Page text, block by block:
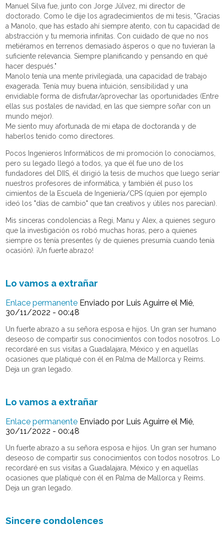
Manuel Silva fue, junto con Jorge Júlvez, mi director de
doctorado. Como le dije los agradecimientos de mi tesis, "Gracias
a Manolo, que has estado ahí siempre atento, con tu capacidad de
abstracción y tu memoria infinitas. Con cuidado de que no nos
metiéramos en terrenos demasiado ásperos o que no tuvieran la
suficiente relevancia. Siempre planificando y pensando en qué
hacer después."
Manolo tenía una mente privilegiada, una capacidad de trabajo
exagerada. Tenía muy buena intuición, sensibilidad y una
envidiable forma de disfrutar/aprovechar las oportunidades (Entre
ellas sus postales de navidad, en las que siempre soñar con un
mundo mejor).
Me siento muy afortunada de mi etapa de doctoranda y de
haberlos tenido como directores.
Pocos Ingenieros Informáticos de mi promoción lo conocíamos,
pero su legado llegó a todos, ya que él fue uno de los
fundadores del DIIS, él dirigió la tesis de muchos que luego serían
nuestros profesores de informática, y también él puso los
cimientos de la Escuela de Ingeniería/CPS (quien por ejemplo
ideó los "días de cambio" que tan creativos y útiles nos parecían).
Mis sinceras condolencias a Regi, Manu y Alex, a quienes seguro
que la investigación os robó muchas horas, pero a quienes
siempre os tenía presentes (y de quienes presumía cuando tenía
ocasión). ¡Un fuerte abrazo!
Lo vamos a extrañar
Enlace permanente Enviado por Luis Aguirre el Mié,
30/11/2022 - 00:48
Un fuerte abrazo a su señora esposa e hijos. Un gran ser humano
deseoso de compartir sus conocimientos con todos nosotros. Lo
recordaré en sus visitas a Guadalajara, México y en aquellas
ocasiones que platiqué con él en Palma de Mallorca y Reims.
Deja un gran legado.
Lo vamos a extrañar
Enlace permanente Enviado por Luis Aguirre el Mié,
30/11/2022 - 00:48
Un fuerte abrazo a su señora esposa e hijos. Un gran ser humano
deseoso de compartir sus conocimientos con todos nosotros. Lo
recordaré en sus visitas a Guadalajara, México y en aquellas
ocasiones que platiqué con él en Palma de Mallorca y Reims.
Deja un gran legado.
Sincere condolences